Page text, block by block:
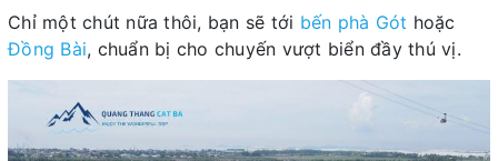
Chỉ một chút nữa thôi, bạn sẽ tới bến phà Gót hoặc
Đồng Bài, chuẩn bị cho chuyến vượt biển đầy thú vị.